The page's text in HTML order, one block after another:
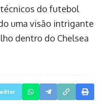
do futebol
uma visão intrigante
dentro do Chelsea